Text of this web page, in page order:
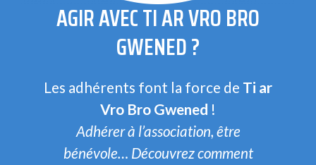
AGIR AVEC TI AR VRO BRO
GWENED ?
Les adhérents font la force de Ti ar
Vro Bro Gwened !
Adhérer à l’association, être
bénévole… Découvrez comment